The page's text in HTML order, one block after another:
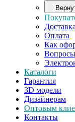
Доставка
Оплата
Как
Каталоги
Гарантия
3D модели
Дизайнерам
Оптовым
Контакты